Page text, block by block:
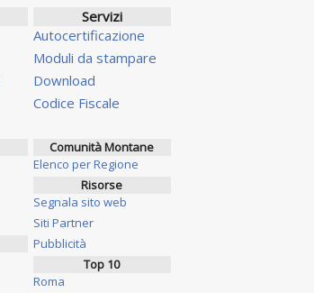
Servizi
Autocertificazione
Moduli da stampare
Download
Codice Fiscale
Comunità Montane
Elenco per Regione
Risorse
Segnala sito web
Siti Partner
Pubblicità
Top 10
Roma